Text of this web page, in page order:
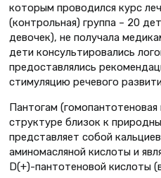
которым проводился курс
(контрольная) группа – 20
девочек), не получала
дети консультировались
предоставлялись
стимуляцию речевого
Пантогам
структуре близок к
представляет собой
аминомасляной кислоты и
D(+)-пантотеновой кислоты